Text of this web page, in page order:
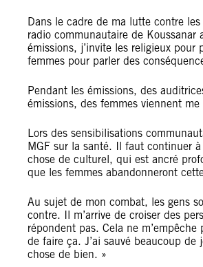
Dans le cadre de ma lutte contre
radio communautaire de Koussanar
émissions, j’invite les religieux pour
femmes pour parler des
Pendant les émissions, des
émissions, des femmes viennent
Lors des sensibilisations
MGF sur la santé. Il faut continuer
chose de culturel, qui est ancré
que les femmes abandonneront
Au sujet de mon combat, les gens
contre. Il m’arrive de croiser des
répondent pas. Cela ne
de faire ça. J’ai sauvé beaucoup
chose de bien. »